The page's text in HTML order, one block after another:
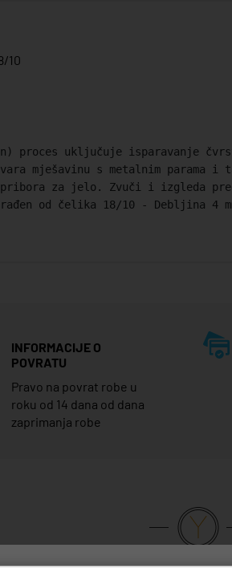
10
proces uključuje isparavanje
mješavinu s metalnim parama
pribora za jelo. Zvuči i izgleda
od čelika 18/10 - Debljina 4
INFORMACIJE O
POVRATU
Pravo na povrat robe u
roku od 14 dana od dana
zaprimanja robe